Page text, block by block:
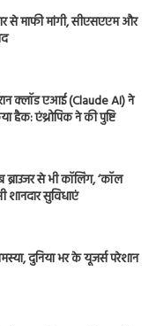
से माफी मांगी, सीएसएएम और
क्लॉड एआई (Claude AI) ने
हैक: एंथ्रोपिक ने की पुष्टि
से भी कॉलिंग, ‘कॉल
शानदार सुविधाएं
दुनिया भर के यूजर्स परेशान